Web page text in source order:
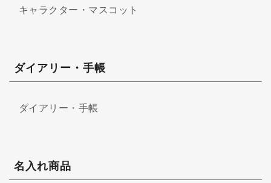
キャラクター・マスコット
ダイアリー・手帳
ダイアリー・手帳
名入れ商品